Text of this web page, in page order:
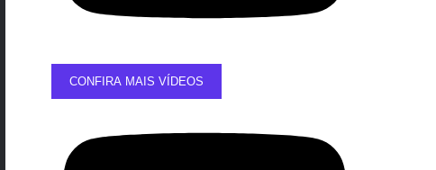
CONFIRA MAIS VÍDEOS